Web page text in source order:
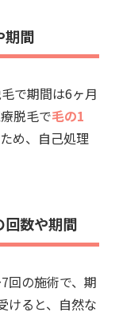
期間
で期間は6ヶ月
脱毛で毛の1
め、自己処理
回数や期間
回の施術で、期
けると、自然な